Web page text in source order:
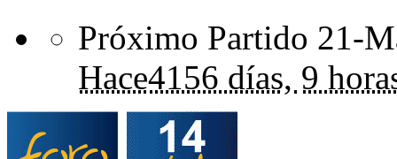
Próximo Partido 21-
Hace4156 días, 9